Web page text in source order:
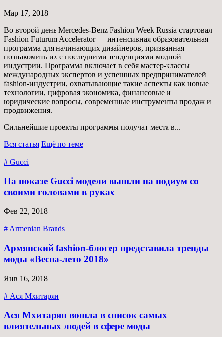
Мар 17, 2018
Во второй день Mercedes-Benz Fashion Week Russia стартовал
Fashion Futurum Accelerator — интенсивная образовательная
программа для начинающих дизайнеров, призванная
познакомить их с последними тенденциями модной
индустрии. Программа включает в себя мастер-классы
международных экспертов и успешных предпринимателей
fashion-индустрии, охватывающие такие аспекты как новые
технологии, цифровая экономика, финансовые и
юридические вопросы, современные инструменты продаж и
продвижения.
Сильнейшие проекты программы получат места в...
Вся статья Ещё по теме
# Gucci
На показе Gucci модели вышли на подиум со
своими головами в руках
Фев 22, 2018
# Armenian Brands
Армянский fashion-блогер представила тренды
моды «Весна-лето 2018»
Янв 16, 2018
# Ася Мхитарян
Ася Мхитарян вошла в список самых
влиятельных людей в сфере моды